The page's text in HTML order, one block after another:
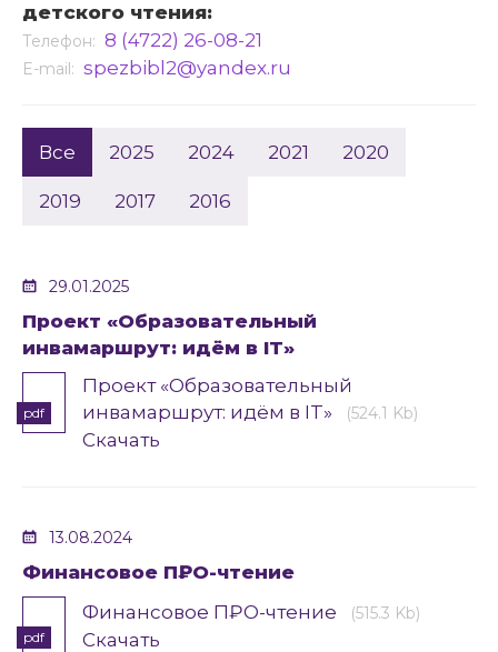
детского чтения:
Телефон: 8 (4722) 26-08-21
E-mail: spezbibl2@yandex.ru
Все 2025 2024 2021 2020
2019 2017 2016
29.01.2025
Проект «Образовательный
инвамаршрут: идём в IT»
pdf
Проект «Образовательный
инвамаршрут: идём в IT»
(524.1 Kb)
Скачать
13.08.2024
Финансовое П₽О-чтение
pdf
Финансовое П₽О-чтение (515.3 Kb)
Скачать